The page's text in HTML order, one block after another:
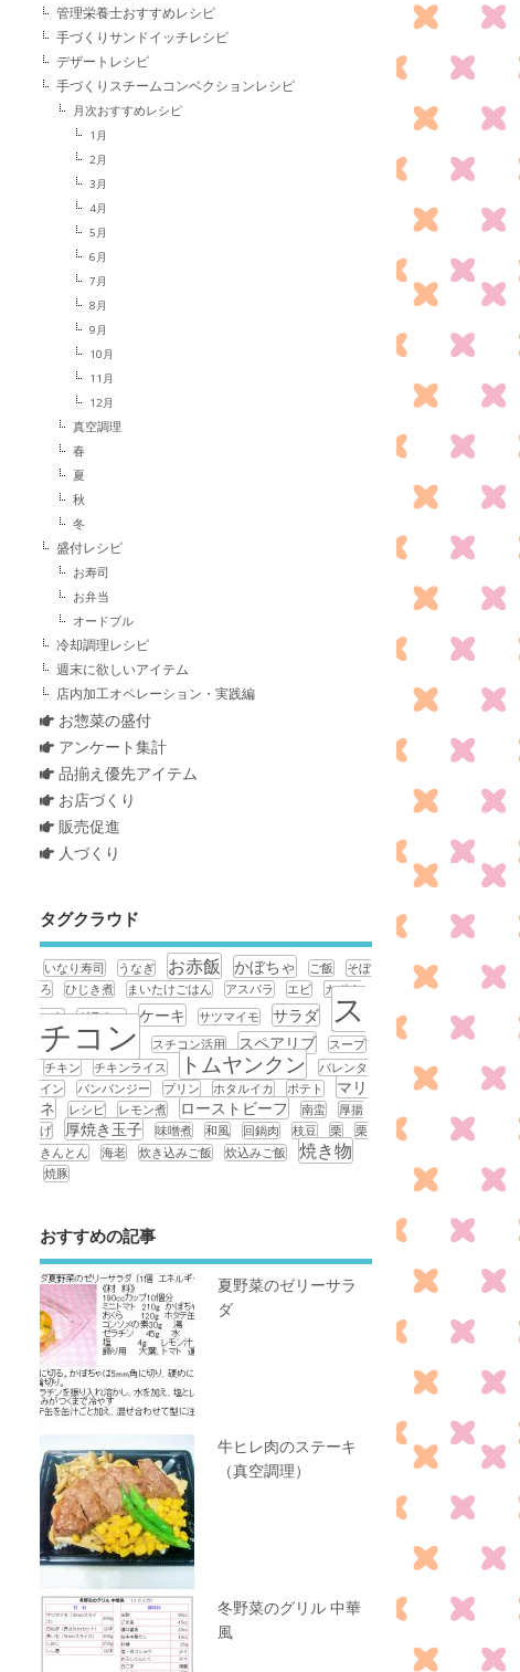
管理栄養士おすすめレシピ
手づくりサンドイッチレシピ
デザートレシピ
手づくりスチームコンベクションレシピ
月次おすすめレシピ
1月
2月
3月
4月
5月
6月
7月
8月
9月
10月
11月
12月
真空調理
春
夏
秋
冬
盛付レシピ
お寿司
お弁当
オードブル
冷却調理レシピ
週末に欲しいアイテム
店内加工オペレーション・実践編
お惣菜の盛付
アンケート集計
品揃え優先アイテム
お店づくり
販売促進
人づくり
タグクラウド
いなり寿司 うなぎ お赤飯 かぼちゃ ご飯
そぼ
ろ
ひじき煮 まいたけごはん アスパラ エビ
カポナ
ータ
グラタン ケーキ サツマイモ サラダ ス
チコン スチコン活用 スペアリブ
スープ
チキン
チキンライス トムヤンクン
バレンタ
イン
バンバンジー プリン ホタルイカ ポテト
マリ
ネ
レシピ レモン煮 ローストビーフ 南蛮
厚揚
げ
厚焼き玉子 味噌煮 和風 回鍋肉 枝豆 栗
栗
きんとん
海老 炊き込みご飯 炊込みご飯 焼き物
焼豚
おすすめの記事
夏野菜のゼリーサラ
ダ
牛ヒレ肉のステーキ
（真空調理）
冬野菜のグリル 中華
風